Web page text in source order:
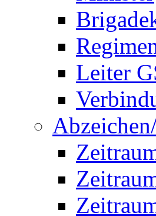
Leiter